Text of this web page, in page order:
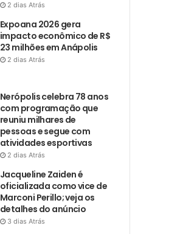
2 dias Atrás
Expoana 2026 gera
impacto econômico de R$
23 milhões em Anápolis
2 dias Atrás
Nerópolis celebra 78 anos
com programação que
reuniu milhares de
pessoas e segue com
atividades esportivas
2 dias Atrás
Jacqueline Zaiden é
oficializada como vice de
Marconi Perillo; veja os
detalhes do anúncio
3 dias Atrás